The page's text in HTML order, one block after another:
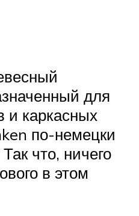
для
и каркасных
по-немецки
что, ничего
в этом